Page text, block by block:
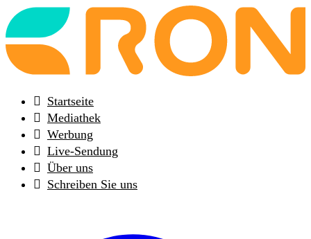
Back
to
frontpage
Startseite
Mediathek
Werbung
Live-Sendung
Über uns
Schreiben Sie uns